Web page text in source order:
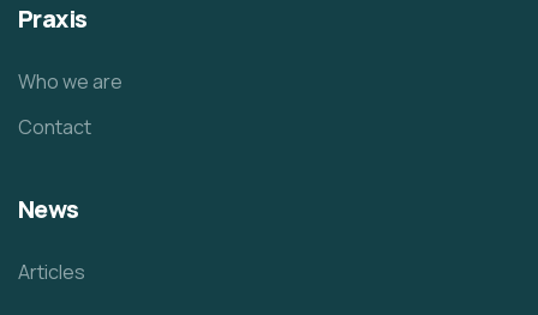
Praxis
Who we are
Contact
News
Articles